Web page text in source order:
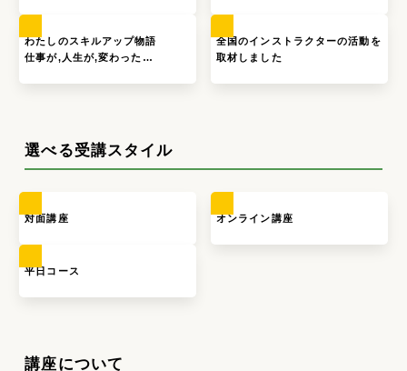
わたしのスキルアップ物語
仕事が,人生が,変わった…
全国のインストラクターの活動を
取材しました
選べる受講スタイル
対面講座 オンライン講座
平日コース
講座について